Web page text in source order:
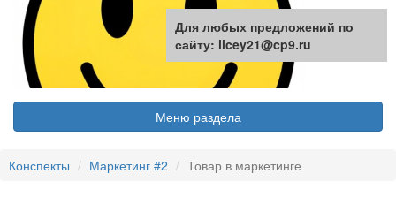
Меню раздела
Конспекты Маркетинг #2 Товар в маркетинге
Для любых предложений по
сайту: licey21@cp9.ru